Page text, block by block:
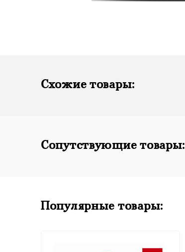
Схожие товары:
Сопутствующие товары:
Популярные товары: